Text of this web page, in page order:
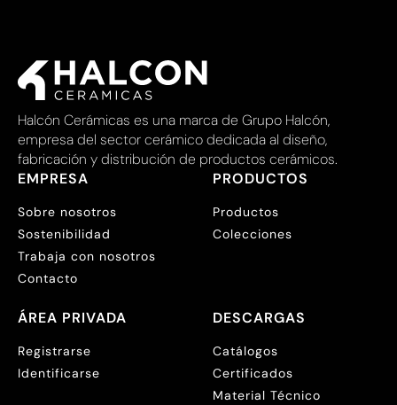
Halcón Cerámicas es una marca de Grupo Halcón,
empresa del sector cerámico dedicada al diseño,
fabricación y distribución de productos cerámicos.
EMPRESA
Sobre nosotros
Sostenibilidad
Trabaja con nosotros
Contacto
PRODUCTOS
Productos
Colecciones
ÁREA PRIVADA
Registrarse
Identificarse
DESCARGAS
Catálogos
Certificados
Material Técnico